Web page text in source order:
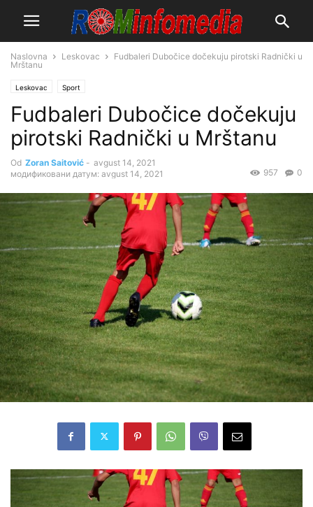
Naslovna Leskovac
Fudbaleri Dubočice dočekuju pirotski Radnički u
Mrštanu
Leskovac Sport
Fudbaleri Dubočice dočekuju
pirotski Radnički u Mrštanu
Od Zoran Saitović - avgust 14, 2021
модификовани датум: avgust 14, 2021
0
957